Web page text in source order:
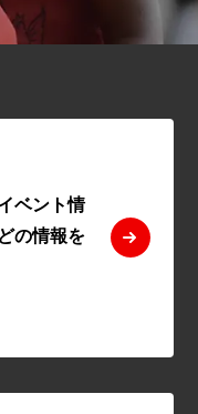
ベント情
の情報を